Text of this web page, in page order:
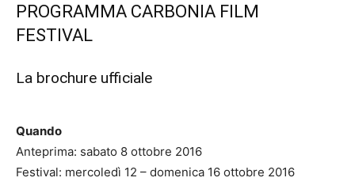
PROGRAMMA CARBONIA FILM
FESTIVAL
La brochure ufficiale
Quando
Anteprima: sabato 8 ottobre 2016
Festival: mercoledì 12 – domenica 16 ottobre 2016